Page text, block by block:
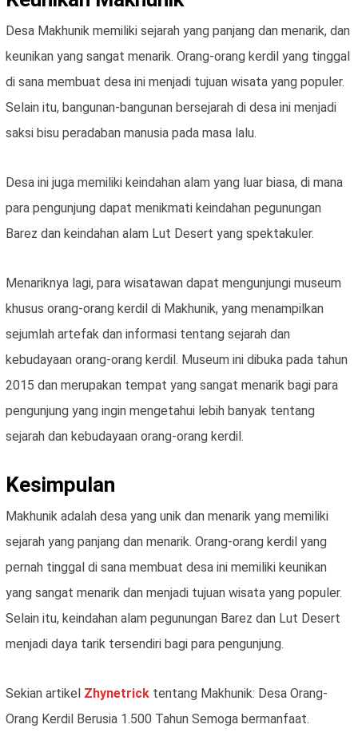
Desa Makhunik memiliki sejarah yang panjang dan menarik, dan
keunikan yang sangat menarik. Orang-orang kerdil yang tinggal
di sana membuat desa ini menjadi tujuan wisata yang populer.
Selain itu, bangunan-bangunan bersejarah di desa ini menjadi
saksi bisu peradaban manusia pada masa lalu.
Desa ini juga memiliki keindahan alam yang luar biasa, di mana
para pengunjung dapat menikmati keindahan pegunungan
Barez dan keindahan alam Lut Desert yang spektakuler.
Menariknya lagi, para wisatawan dapat mengunjungi museum
khusus orang-orang kerdil di Makhunik, yang menampilkan
sejumlah artefak dan informasi tentang sejarah dan
kebudayaan orang-orang kerdil. Museum ini dibuka pada tahun
2015 dan merupakan tempat yang sangat menarik bagi para
pengunjung yang ingin mengetahui lebih banyak tentang
sejarah dan kebudayaan orang-orang kerdil.
Kesimpulan
Makhunik adalah desa yang unik dan menarik yang memiliki
sejarah yang panjang dan menarik. Orang-orang kerdil yang
pernah tinggal di sana membuat desa ini memiliki keunikan
yang sangat menarik dan menjadi tujuan wisata yang populer.
Selain itu, keindahan alam pegunungan Barez dan Lut Desert
menjadi daya tarik tersendiri bagi para pengunjung.
Sekian artikel Zhynetrick tentang Makhunik: Desa Orang-
Orang Kerdil Berusia 1.500 Tahun Semoga bermanfaat.